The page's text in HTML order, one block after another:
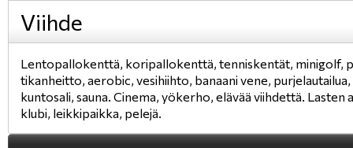
Viihde
Lentopallokenttä, koripallokenttä, tenniskentät, minigolf,
tikanheitto, aerobic, vesihiihto, banaani vene,
kuntosali, sauna. Cinema, yökerho, elävää viihdettä. Lasten
klubi, leikkipaikka, pelejä.